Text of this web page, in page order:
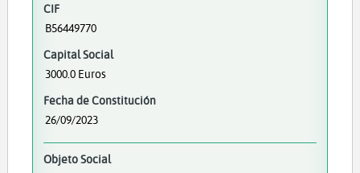
CIF
B56449770
Capital Social
3000.0 Euros
Fecha de Constitución
26/09/2023
Objeto Social